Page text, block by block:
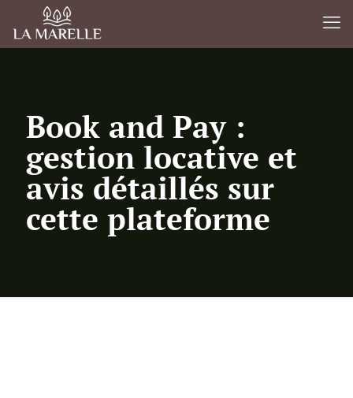
Book and Pay :
gestion locative et
avis détaillés sur
cette plateforme